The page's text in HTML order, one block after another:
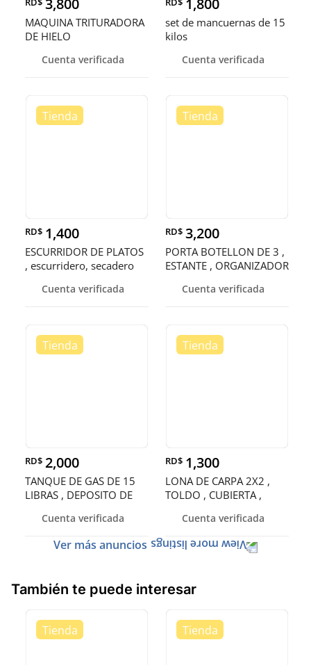
3,800
MAQUINA TRITURADORA
DE HIELO
Cuenta verificada
1,800
set de mancuernas de 15
kilos
Cuenta verificada
RD$ 1,400
ESCURRIDOR DE PLATOS
, escurridero, secadero
Cuenta verificada
RD$ 3,200
PORTA BOTELLON DE 3 ,
ESTANTE , ORGANIZADOR
Cuenta verificada
RD$ 2,000
TANQUE DE GAS DE 15
LIBRAS , DEPOSITO DE
Cuenta verificada
RD$ 1,300
LONA DE CARPA 2X2 ,
TOLDO , CUBIERTA ,
Cuenta verificada
Ver más anuncios
También te puede interesar